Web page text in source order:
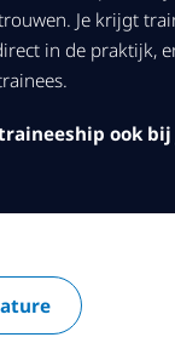
Je krijgt
in de praktijk,
ook bij